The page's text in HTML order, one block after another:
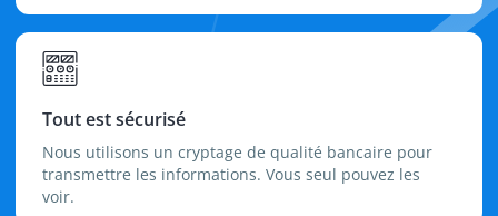
Tout est sécurisé
Nous utilisons un cryptage de qualité bancaire pour
transmettre les informations. Vous seul pouvez les
voir.